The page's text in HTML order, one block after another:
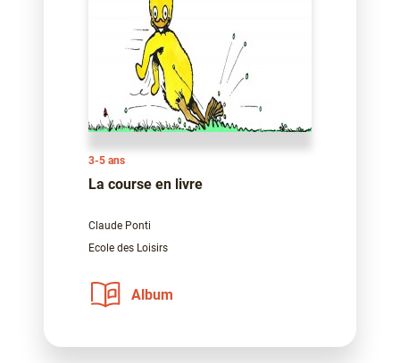
3-5 ans
La course en livre
Claude Ponti
Ecole des Loisirs
Album